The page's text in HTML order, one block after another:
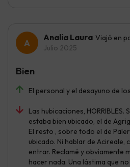
Analia Laura Viajó en
Julio 2025
El personal y el desayuno de
Las hubicaciones,
estaba bien ubicado, el de
El resto , sobre todo el de
ubicado. Ni hablar de Acireale,
entrar. Reclamé y obviamente
hacer nada. Una lástima que
Bien